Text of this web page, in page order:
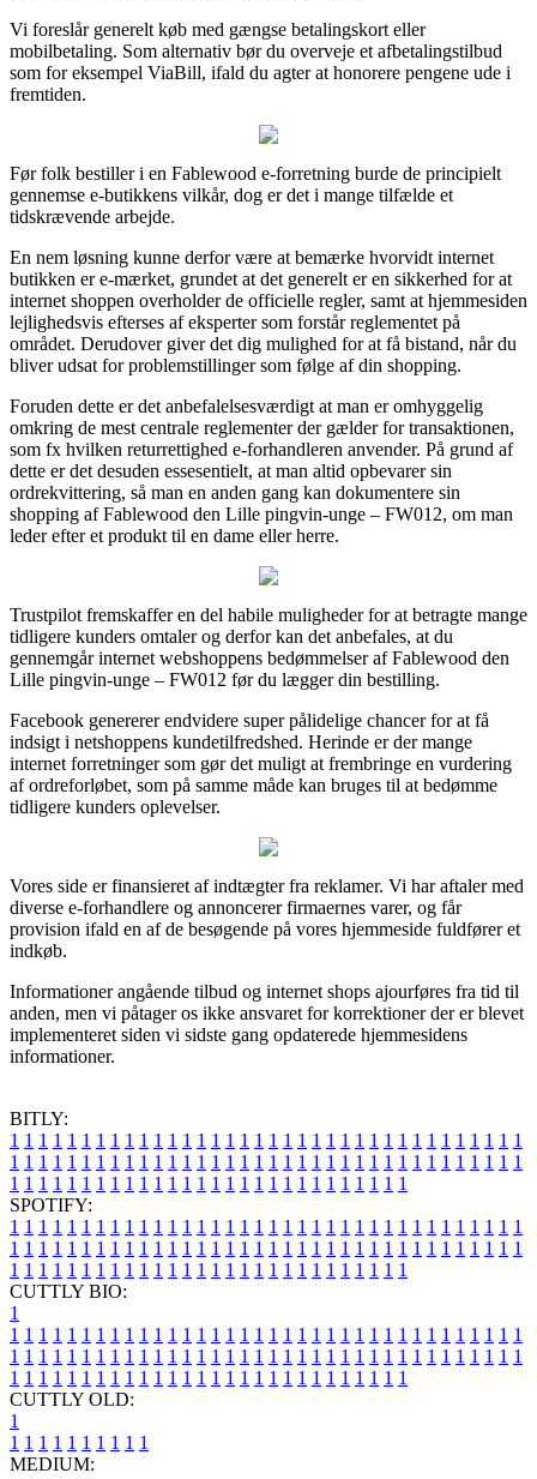
Vi foreslår generelt køb med gængse betalingskort eller
mobilbetaling. Som alternativ bør du overveje et afbetalingstilbud
som for eksempel ViaBill, ifald du agter at honorere pengene ude i
fremtiden.
Før folk bestiller i en Fablewood e-forretning burde de principielt
gennemse e-butikkens vilkår, dog er det i mange tilfælde et
tidskrævende arbejde.
En nem løsning kunne derfor være at bemærke hvorvidt internet
butikken er e-mærket, grundet at det generelt er en sikkerhed for at
internet shoppen overholder de officielle regler, samt at hjemmesiden
lejlighedsvis efterses af eksperter som forstår reglementet på
området. Derudover giver det dig mulighed for at få bistand, når du
bliver udsat for problemstillinger som følge af din shopping.
Foruden dette er det anbefalelsesværdigt at man er omhyggelig
omkring de mest centrale reglementer der gælder for transaktionen,
som fx hvilken returrettighed e-forhandleren anvender. På grund af
dette er det desuden essesentielt, at man altid opbevarer sin
ordrekvittering, så man en anden gang kan dokumentere sin
shopping af Fablewood den Lille pingvin-unge – FW012, om man
leder efter et produkt til en dame eller herre.
Trustpilot fremskaffer en del habile muligheder for at betragte mange
tidligere kunders omtaler og derfor kan det anbefales, at du
gennemgår internet webshoppens bedømmelser af Fablewood den
Lille pingvin-unge – FW012 før du lægger din bestilling.
Facebook genererer endvidere super pålidelige chancer for at få
indsigt i netshoppens kundetilfredshed. Herinde er der mange
internet forretninger som gør det muligt at frembringe en vurdering
af ordreforløbet, som på samme måde kan bruges til at bedømme
tidligere kunders oplevelser.
Vores side er finansieret af indtægter fra reklamer. Vi har aftaler med
diverse e-forhandlere og annoncerer firmaernes varer, og får
provision ifald en af de besøgende på vores hjemmeside fuldfører et
indkøb.
Informationer angående tilbud og internet shops ajourføres fra tid til
anden, men vi påtager os ikke ansvaret for korrektioner der er blevet
implementeret siden vi sidste gang opdaterede hjemmesidens
informationer.
BITLY:
1 1 1 1 1 1 1 1 1 1 1 1 1 1 1 1 1 1 1 1 1 1 1 1 1 1 1 1 1 1 1 1 1 1 1 1
1 1 1 1 1 1 1 1 1 1 1 1 1 1 1 1 1 1 1 1 1 1 1 1 1 1 1 1 1 1 1 1 1 1 1 1
1 1 1 1 1 1 1 1 1 1 1 1 1 1 1 1 1 1 1 1 1 1 1 1 1 1 1 1
SPOTIFY:
1 1 1 1 1 1 1 1 1 1 1 1 1 1 1 1 1 1 1 1 1 1 1 1 1 1 1 1 1 1 1 1 1 1 1 1
1 1 1 1 1 1 1 1 1 1 1 1 1 1 1 1 1 1 1 1 1 1 1 1 1 1 1 1 1 1 1 1 1 1 1 1
1 1 1 1 1 1 1 1 1 1 1 1 1 1 1 1 1 1 1 1 1 1 1 1 1 1 1 1
CUTTLY BIO:
1
1 1 1 1 1 1 1 1 1 1 1 1 1 1 1 1 1 1 1 1 1 1 1 1 1 1 1 1 1 1 1 1 1 1 1 1
1 1 1 1 1 1 1 1 1 1 1 1 1 1 1 1 1 1 1 1 1 1 1 1 1 1 1 1 1 1 1 1 1 1 1 1
1 1 1 1 1 1 1 1 1 1 1 1 1 1 1 1 1 1 1 1 1 1 1 1 1 1 1 1
CUTTLY OLD:
1
1 1 1 1 1 1 1 1 1 1
MEDIUM: